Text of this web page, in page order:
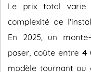
Le prix total varie
complexité de
En 2025, un
poser, coûte entre 4
modèle tournant ou